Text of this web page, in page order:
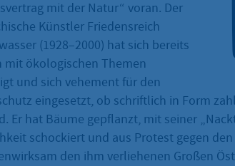
mit der Natur“ voran. Der
Künstler Friedensreich
(1928–2000) hat sich bereits
mit ökologischen Themen
und sich vehement für den
eingesetzt, ob schriftlich in Form
Er hat Bäume gepflanzt, mit seiner
schockiert und aus Protest gegen
den ihm verliehenen Großen